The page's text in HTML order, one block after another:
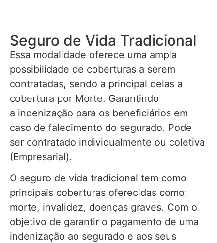
Seguro de Vida Tradicional
Essa modalidade oferece uma ampla
possibilidade de coberturas a serem
contratadas, sendo a principal delas a
cobertura por Morte. Garantindo
a indenização para os beneficiários em
caso de falecimento do segurado. Pode
ser contratado individualmente ou coletiva
(Empresarial).
O seguro de vida tradicional tem como
principais coberturas oferecidas como:
morte, invalidez, doenças graves. Com o
objetivo de garantir o pagamento de uma
indenização ao segurado e aos seus